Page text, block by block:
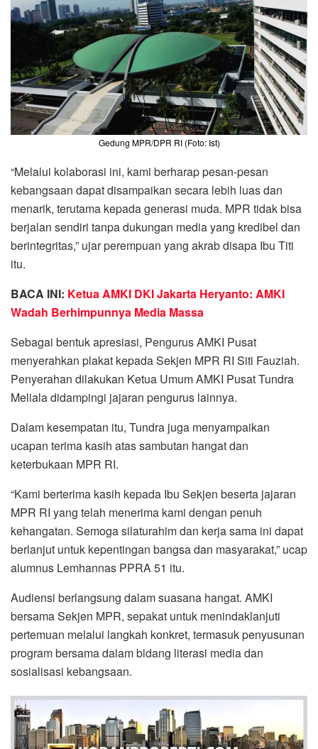
Gedung MPR/DPR RI (Foto: Ist)
“Melalui kolaborasi ini, kami berharap pesan-pesan
kebangsaan dapat disampaikan secara lebih luas dan
menarik, terutama kepada generasi muda. MPR tidak bisa
berjalan sendiri tanpa dukungan media yang kredibel dan
berintegritas,” ujar perempuan yang akrab disapa Ibu Titi
itu.
BACA INI: Ketua AMKI DKI Jakarta Heryanto: AMKI
Wadah Berhimpunnya Media Massa
Sebagai bentuk apresiasi, Pengurus AMKI Pusat
menyerahkan plakat kepada Sekjen MPR RI Siti Fauziah.
Penyerahan dilakukan Ketua Umum AMKI Pusat Tundra
Meliala didampingi jajaran pengurus lainnya.
Dalam kesempatan itu, Tundra juga menyampaikan
ucapan terima kasih atas sambutan hangat dan
keterbukaan MPR RI.
“Kami berterima kasih kepada Ibu Sekjen beserta jajaran
MPR RI yang telah menerima kami dengan penuh
kehangatan. Semoga silaturahim dan kerja sama ini dapat
berlanjut untuk kepentingan bangsa dan masyarakat,” ucap
alumnus Lemhannas PPRA 51 itu.
Audiensi berlangsung dalam suasana hangat. AMKI
bersama Sekjen MPR, sepakat untuk menindaklanjuti
pertemuan melalui langkah konkret, termasuk penyusunan
program bersama dalam bidang literasi media dan
sosialisasi kebangsaan.